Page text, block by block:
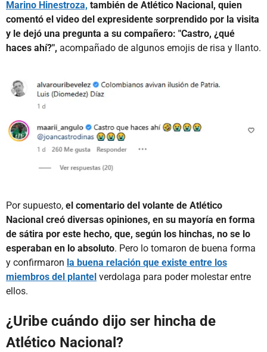
Marino Hinestroza, también de Atlético Nacional, quien
comentó el video del expresidente sorprendido por la visita
y le dejó una pregunta a su compañero: "Castro, ¿qué
haces ahí?", acompañado de algunos emojis de risa y llanto.
Por supuesto, el comentario del volante de Atlético
Nacional creó diversas opiniones, en su mayoría en forma
de sátira por este hecho, que, según los hinchas, no se lo
esperaban en lo absoluto. Pero lo tomaron de buena forma
y confirmaron la buena relación que existe entre los
miembros del plantel verdolaga para poder molestar entre
ellos.
¿Uribe cuándo dijo ser hincha de
Atlético Nacional?